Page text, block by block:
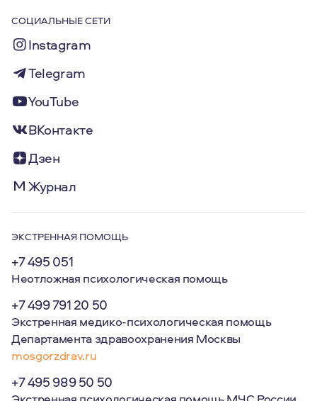
СОЦИАЛЬНЫЕ СЕТИ
Instagram
Telegram
YouTube
ВКонтакте
Дзен
Журнал
ЭКСТРЕННАЯ ПОМОЩЬ
+7 495 051
Неотложная психологическая помощь
+7 499 791 20 50
Экстренная медико-психологическая помощь
Департамента здравоохранения Москвы
mosgorzdrav.ru
+7 495 989 50 50